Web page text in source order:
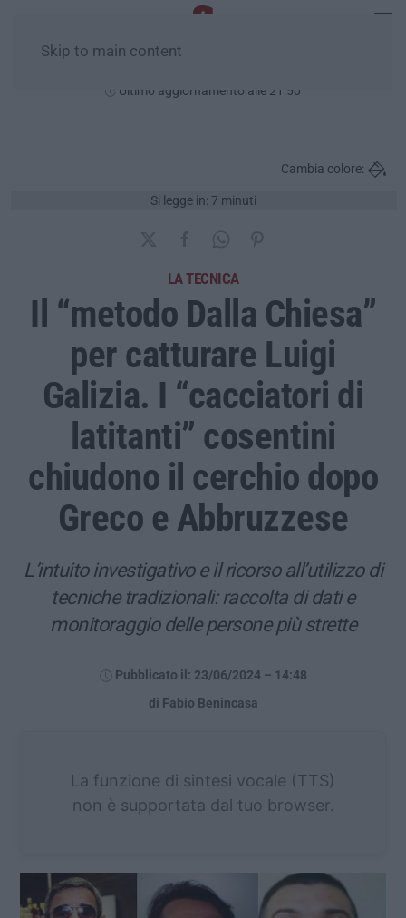
Skip to main content
Ultimo aggiornamento alle 21:50
Si legge in: 7 minuti
Cambia colore:
LA TECNICA
Il “metodo Dalla Chiesa”
per catturare Luigi
Galizia. I “cacciatori di
latitanti” cosentini
chiudono il cerchio dopo
Greco e Abbruzzese
L’intuito investigativo e il ricorso all’utilizzo di
tecniche tradizionali: raccolta di dati e
monitoraggio delle persone più strette
Pubblicato il: 23/06/2024 – 14:48
di Fabio Benincasa
La funzione di sintesi vocale (TTS)
non è supportata dal tuo browser.